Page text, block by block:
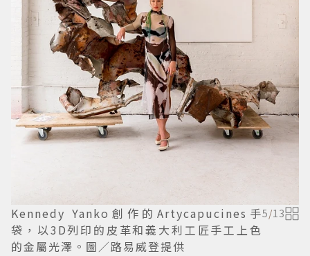
Kennedy Yanko創作的Artycapucines手
袋，以3D列印的皮革和義大利工匠手工上色
的金屬光澤。圖／路易威登提供
5/13